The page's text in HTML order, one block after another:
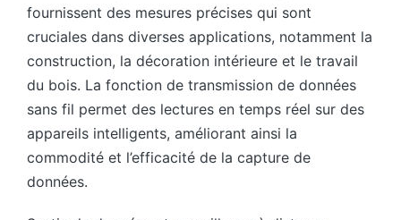
fournissent des mesures précises qui sont
cruciales dans diverses applications, notamment la
construction, la décoration intérieure et le travail
du bois. La fonction de transmission de données
sans fil permet des lectures en temps réel sur des
appareils intelligents, améliorant ainsi la
commodité et l’efficacité de la capture de
données.